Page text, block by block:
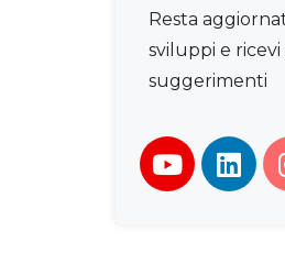
Resta
sviluppi e ricevi
suggerimenti